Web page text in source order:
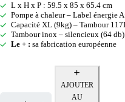
L x H x P : 59.5 x 85 x 65.4 cm
Pompe à chaleur – Label énergie
Capacité XL (9kg) – Tambour
Tambour inox – silencieux (64 db)
Le + : sa fabrication européenne
AJOUTER
AU